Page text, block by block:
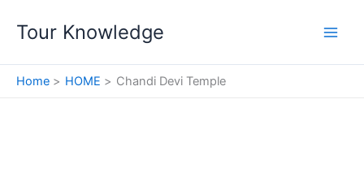
Tour Knowledge
Home HOME Chandi Devi Temple